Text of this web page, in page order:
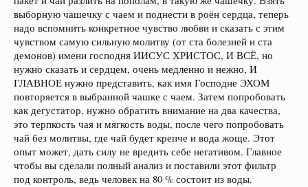
выборную чашечку с чаем и поднести в роён сердца, теперь
надо вспомнить конкретное чувство любви и сказать с этим
чувством самую сильную молитву (от ста болезней и ста
демонов) имени господня ИИСУС ХРИСТОС, И ВСЁ, но
нужно сказать и сердцем, очень медленно и нежно, И
ГЛАВНОЕ нужно представить, как имя Господне ЭХОМ
повторяется в выбранной чашке с чаем. Затем попробовать
как дегустатор, нужно обратить внимание на два качества,
это терпкость чая и мягкость воды, после чего попробовать
чай без молитвы, где чай будет крепче и вода жоще. Этот
опыт может, дать силу не вредить себе негативом. Главное
чтобы вы сделали полный анализ и поставили этот фильтр
под контроль, ведь человек на 80 % состоит из воды.